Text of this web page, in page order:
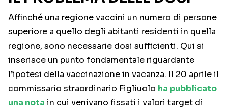
Affinché una regione vaccini un numero di persone
superiore a quello degli abitanti residenti in quella
regione, sono necessarie dosi sufficienti. Qui si
inserisce un punto fondamentale riguardante
l’ipotesi della vaccinazione in vacanza. Il 20 aprile il
commissario straordinario Figliuolo ha pubblicato
una nota in cui venivano fissati i valori target di